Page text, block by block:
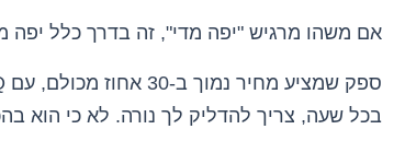
אם משהו מרגיש "יפה מדי", זה בדרך כלל יפה
בכל שעה, צריך להדליק לך נורה. לא כי הוא